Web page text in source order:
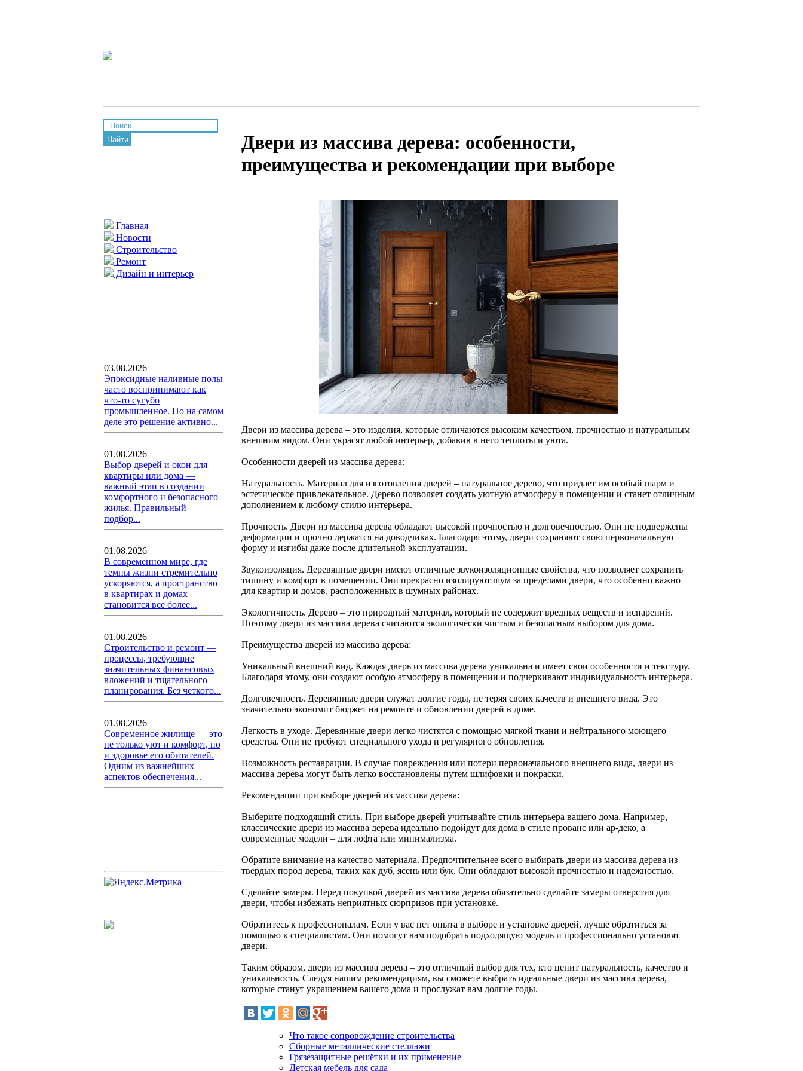
Найти
Главная
Новости
Строительство
Ремонт
Дизайн и интерьер
03.08.2026
Эпоксидные наливные полы
часто воспринимают как
что-то сугубо
промышленное. Но на самом
деле это решение активно...
01.08.2026
Выбор дверей и окон для
квартиры или дома —
важный этап в создании
комфортного и безопасного
жилья. Правильный
подбор...
01.08.2026
В современном мире, где
темпы жизни стремительно
ускоряются, а пространство
в квартирах и домах
становится все более...
01.08.2026
Строительство и ремонт —
процессы, требующие
значительных финансовых
вложений и тщательного
планирования. Без четкого...
01.08.2026
Современное жилище — это
не только уют и комфорт, но
и здоровье его обитателей.
Одним из важнейших
аспектов обеспечения...
Двери из массива дерева: особенности,
преимущества и рекомендации при выборе
Двери из массива дерева – это изделия, которые отличаются высоким качеством, прочностью и натуральным
внешним видом. Они украсят любой интерьер, добавив в него теплоты и уюта.
Особенности дверей из массива дерева:
Натуральность. Материал для изготовления дверей – натуральное дерево, что придает им особый шарм и
эстетическое привлекательное. Дерево позволяет создать уютную атмосферу в помещении и станет отличным
дополнением к любому стилю интерьера.
Прочность. Двери из массива дерева обладают высокой прочностью и долговечностью. Они не подвержены
деформации и прочно держатся на доводчиках. Благодаря этому, двери сохраняют свою первоначальную
форму и изгибы даже после длительной эксплуатации.
Звукоизоляция. Деревянные двери имеют отличные звукоизоляционные свойства, что позволяет сохранить
тишину и комфорт в помещении. Они прекрасно изолируют шум за пределами двери, что особенно важно
для квартир и домов, расположенных в шумных районах.
Экологичность. Дерево – это природный материал, который не содержит вредных веществ и испарений.
Поэтому двери из массива дерева считаются экологически чистым и безопасным выбором для дома.
Преимущества дверей из массива дерева:
Уникальный внешний вид. Каждая дверь из массива дерева уникальна и имеет свои особенности и текстуру.
Благодаря этому, они создают особую атмосферу в помещении и подчеркивают индивидуальность интерьера.
Долговечность. Деревянные двери служат долгие годы, не теряя своих качеств и внешнего вида. Это
значительно экономит бюджет на ремонте и обновлении дверей в доме.
Легкость в уходе. Деревянные двери легко чистятся с помощью мягкой ткани и нейтрального моющего
средства. Они не требуют специального ухода и регулярного обновления.
Возможность реставрации. В случае повреждения или потери первоначального внешнего вида, двери из
массива дерева могут быть легко восстановлены путем шлифовки и покраски.
Рекомендации при выборе дверей из массива дерева:
Выберите подходящий стиль. При выборе дверей учитывайте стиль интерьера вашего дома. Например,
классические двери из массива дерева идеально подойдут для дома в стиле прованс или ар-деко, а
современные модели – для лофта или минимализма.
Обратите внимание на качество материала. Предпочтительнее всего выбирать двери из массива дерева из
твердых пород дерева, таких как дуб, ясень или бук. Они обладают высокой прочностью и надежностью.
Сделайте замеры. Перед покупкой дверей из массива дерева обязательно сделайте замеры отверстия для
двери, чтобы избежать неприятных сюрпризов при установке.
Обратитесь к профессионалам. Если у вас нет опыта в выборе и установке дверей, лучше обратиться за
помощью к специалистам. Они помогут вам подобрать подходящую модель и профессионально установят
двери.
Таким образом, двери из массива дерева – это отличный выбор для тех, кто ценит натуральность, качество и
уникальность. Следуя нашим рекомендациям, вы сможете выбрать идеальные двери из массива дерева,
которые станут украшением вашего дома и прослужат вам долгие годы.
Что такое сопровождение строительства
Сборные металлические стеллажи
Грязезащитные решётки и их применение
Детская мебель для сада